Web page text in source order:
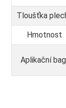
Tloušťka
Hmotnost
Aplikační